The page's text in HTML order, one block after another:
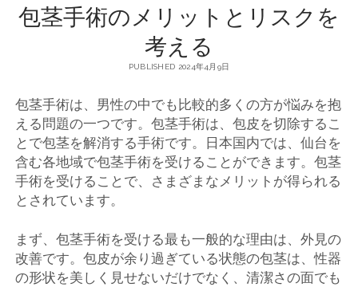
包茎手術のメリットとリスクを
考える
PUBLISHED 2024年4月9日
包茎手術は、男性の中でも比較的多くの方が悩みを抱
える問題の一つです。 包茎手術は、包皮を切除するこ
とで包茎を解消する手術です。日本国内では、仙台を
含む各地域で包茎手術を受けることができます。包茎
手術を受けることで、さまざまなメリットが得られる
とされています。
まず、包茎手術を受ける最も一般的な理由は、外見の
改善です。包皮が余り過ぎている状態の包茎は、性器
の形状を美しく見せないだけでなく、清潔さの面でも